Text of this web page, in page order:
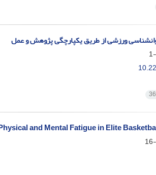
ورزشی از طریق یکپارچگی پژوهش و عمل
and Mental Fatigue in Elite